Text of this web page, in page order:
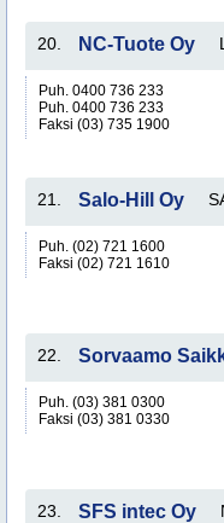
20. NC-Tuote Oy
Puh. 0400 736 233
Puh. 0400 736 233
Faksi (03) 735 1900
21. Salo-Hill Oy
Puh. (02) 721 1600
Faksi (02) 721 1610
22. Sorvaamo
Puh. (03) 381 0300
Faksi (03) 381 0330
23. SFS intec Oy